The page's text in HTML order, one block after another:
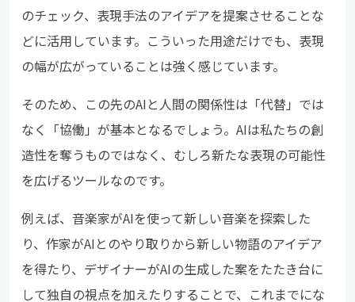
のチェック、表現手法のアイデアを提案させることな
どに活用しています。こういった用途だけでも、表現
の幅が広がっていることは強く感じています。
そのため、この先のAIと人間の関係性は「代替」では
なく「協働」が基本となるでしょう。AIは私たちの創
造性を奪うものではなく、むしろ新たな表現の可能性
を広げるツールなのです。
例えば、音楽家がAIを使って新しい音楽を探索した
り、作家がAIとのやり取りから新しい物語のアイデア
を得たり、デザイナーがAIの生成した案をたたき台に
して独自の視点を加えたりすることで、これまでにな